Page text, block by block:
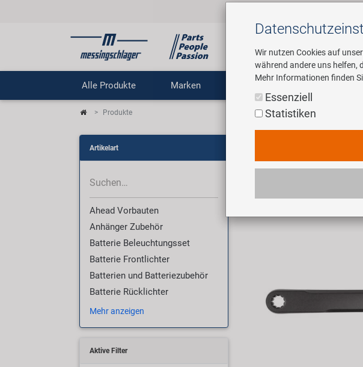
Alle Produkte Marken
Produkte
Artikelart
Ahead Vorbauten
Anhänger Zubehör
Batterie Beleuchtungsset
Batterie Frontlichter
Batterien und Batteriezubehör
Batterie Rücklichter
Mehr anzeigen
Aktive Filter
Wir haben 3007 Artikel
Wir nutzen Cookies auf
während andere uns helfen,
Mehr Informationen finden
Essenziell
Statistiken